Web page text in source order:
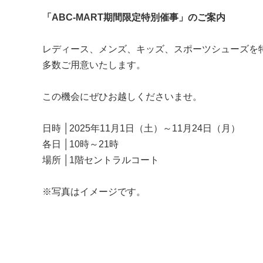
「ABC-MART期間限定特別催事」のご案内
レディース、メンズ、キッズ、スポーツシューズを
多数ご用意いたします。
この機会にぜひお越しくださいませ。
日時 │2025年11月1日（土）～11月24日（月）
各日 │10時～21時
場所 │1階セントラルコート
※写真はイメージです。